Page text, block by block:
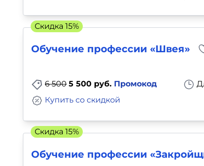
Обучение профессии «Швея»
6 500 5 500 руб. Промокод
Купить со скидкой
Скидка 15%
Обучение профессии
Скидка 15%